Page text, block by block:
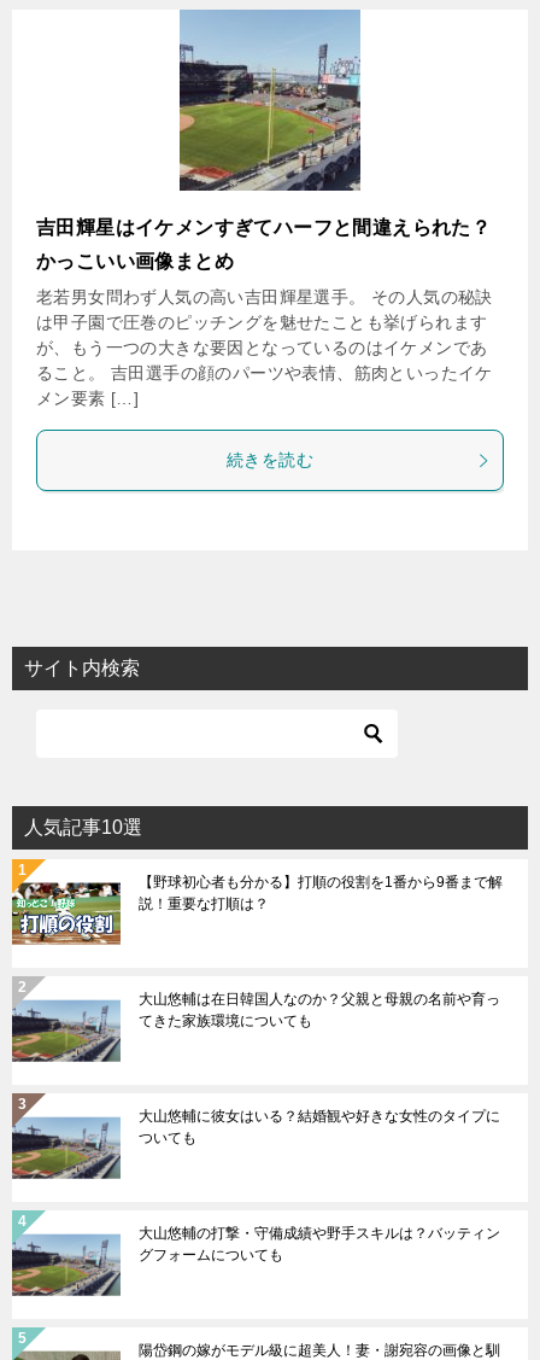
吉田輝星はイケメンすぎてハーフと間違えられた？
かっこいい画像まとめ
老若男女問わず人気の高い吉田輝星選手。 その人気の秘訣
は甲子園で圧巻のピッチングを魅せたことも挙げられます
が、もう一つの大きな要因となっているのはイケメンであ
ること。 吉田選手の顔のパーツや表情、筋肉といったイケ
メン要素 […]
続きを読む
サイト内検索
人気記事10選
【野球初心者も分かる】打順の役割を1番から9番まで解
説！重要な打順は？
大山悠輔は在日韓国人なのか？父親と母親の名前や育っ
てきた家族環境についても
大山悠輔に彼女はいる？結婚観や好きな女性のタイプに
ついても
大山悠輔の打撃・守備成績や野手スキルは？バッティン
グフォームについても
陽岱鋼の嫁がモデル級に超美人！妻・謝宛容の画像と馴